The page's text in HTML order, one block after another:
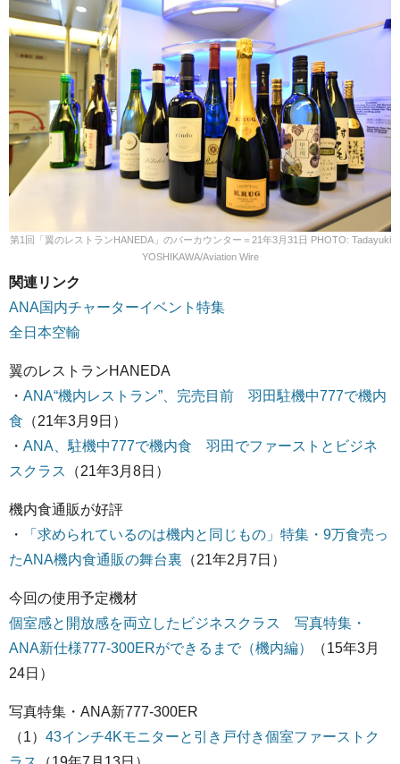
第1回「翼のレストランHANEDA」のバーカウンター＝21年3月31日 PHOTO: Tadayuki
YOSHIKAWA/Aviation Wire
関連リンク
ANA国内チャーターイベント特集
全日本空輸
翼のレストランHANEDA
・ ANA“機内レストラン”、完売目前 羽田駐機中777で機内
食 （21年3月9日）
・ ANA、駐機中777で機内食 羽田でファーストとビジネ
スクラス
（21年3月8日）
機内食通販が好評
・
「求められているのは機内と同じもの」特集・9万食売っ
たANA機内食通販の舞台裏 （21年2月7日）
今回の使用予定機材
個室感と開放感を両立したビジネスクラス 写真特集・
ANA新仕様777-300ERができるまで（機内編）
（15年3月
24日）
写真特集・ANA新777-300ER
（1） 43インチ4Kモニターと引き戸付き個室ファーストク